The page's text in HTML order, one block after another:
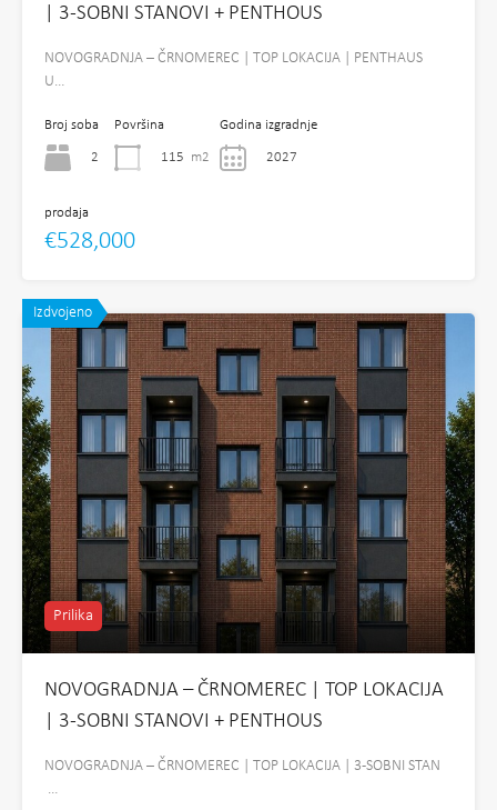
| 3-SOBNI STANOVI + PENTHOUS
NOVOGRADNJA – ČRNOMEREC | TOP LOKACIJA | PENTHAUS
U…
Broj soba
2
Površina
115 m2
Godina izgradnje
2027
prodaja
€528,000
Izdvojeno
Prilika
NOVOGRADNJA – ČRNOMEREC | TOP LOKACIJA
| 3-SOBNI STANOVI + PENTHOUS
NOVOGRADNJA – ČRNOMEREC | TOP LOKACIJA | 3-SOBNI STAN
…